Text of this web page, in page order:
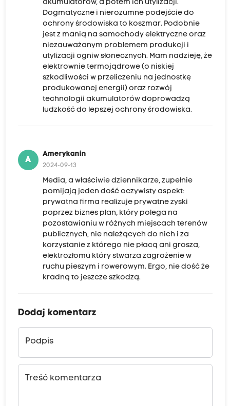
akumulatorów, a potem ich utylizacji.
Dogmatyczne i nierozumne podejście do
ochrony środowiska to koszmar. Podobnie
jest z manią na samochody elektryczne oraz
niezauważanym problemem produkcji i
utylizacji ogniw słonecznych. Mam nadzieję, że
elektrownie termojądrowe (o niskiej
szkodliwości w przeliczeniu na jednostkę
produkowanej energii) oraz rozwój
technologii akumulatorów doprowadzą
ludzkość do lepszej ochrony środowiska.
A
Amerykanin
2024-09-13
Media, a właściwie dziennikarze, zupełnie
pomijają jeden dość oczywisty aspekt:
prywatna firma realizuje prywatne zyski
poprzez biznes plan, który polega na
pozostawianiu w różnych miejscach terenów
publicznych, nie należących do nich i za
korzystanie z którego nie płacą ani grosza,
elektrozłomu który stwarza zagrożenie w
ruchu pieszym i rowerowym. Ergo, nie dość że
kradną to jeszcze szkodzą.
Dodaj komentarz
Podpis
Treść komentarza